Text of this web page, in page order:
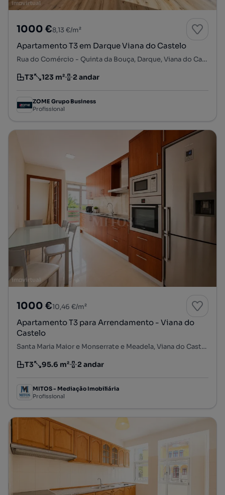
1000 €8,13 €/m²
Apartamento T3 em Darque Viana do Castelo
Rua do Comércio - Quinta da Bouça, Darque, Viana do Castelo, Viana do Castelo
Tipologia
T3
Preço por metro quadrado
123 m²
Andar 2 andar
ZOME Grupo Business
Profissional
1000 €10,46 €/m²
Apartamento T3 para Arrendamento - Viana do
Castelo
Santa Maria Maior e Monserrate e Meadela, Viana do Castelo, Viana do Castelo
Tipologia
T3
Preço por metro quadrado
95.6 m²
Andar 2 andar
MITOS - Mediação Imobiliária
Profissional